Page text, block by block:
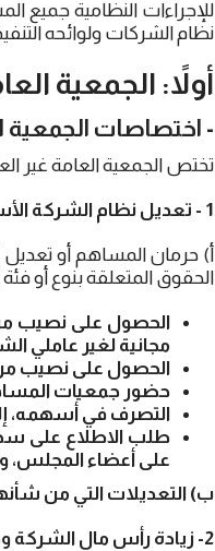
للإجراءات النظامية جميع
نظام الشركات ولوائحه
أولاً: الجمعية
- اختصاصات الجمعية
تختص الجمعية العامة غير
1 - تعديل نظام الشركة الأساس، إلا ما يتعلق بما يأتي:
أ‌) حرمان المساهم أو
الحقوق المتعلقة بنوع أو
الحصول على نصيب من
مجانية لغير عاملي
الحصول على نصيب
حضور جمعيات
التصرف في أسهمه،
طلب الاطلاع على
على أعضاء المجلس،
ب‌) التعديلات التي من
2- زيادة رأس مال الشركة وفق الأوضاع المقررة في نظام الشركات ولوائحه التنفيذية.